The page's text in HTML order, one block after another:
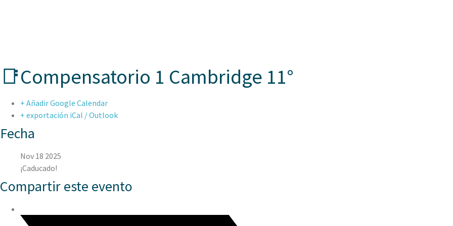
📑Compensatorio 1 Cambridge 11°
+ Añadir Google Calendar
+ exportación iCal / Outlook
Fecha
Nov 18 2025
¡Caducado!
Compartir este evento